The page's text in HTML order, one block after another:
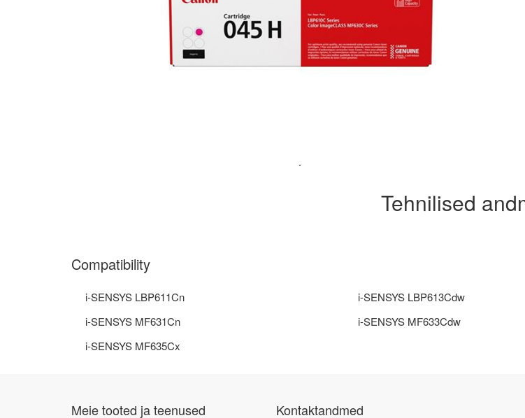
Tehnilised
Compatibility
i-SENSYS LBP611Cn
i-SENSYS LBP613Cdw
i-SENSYS MF631Cn
i-SENSYS MF633Cdw
i-SENSYS MF635Cx
Meie tooted ja teenused Kontaktandmed